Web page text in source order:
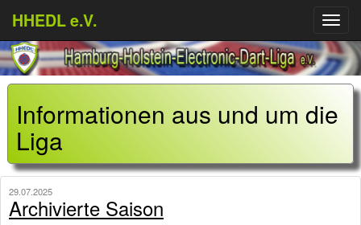
HHEDL e.V.
Menü
Informationen aus und um die
Liga
29.07.2025
Archivierte Saison